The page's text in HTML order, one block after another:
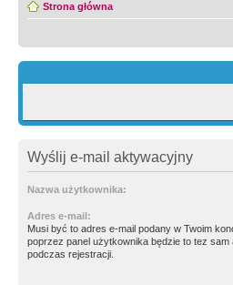
Strona główna
Wyślij e-mail aktywacyjny
Nazwa użytkownika:
Adres e-mail:
Musi być to adres e-mail podany w Twoim
poprzez panel użytkownika będzie to tez sam
podczas rejestracji.